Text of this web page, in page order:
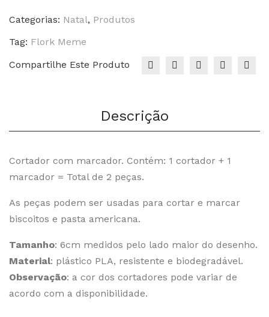
Bentô
Categorias: Natal, Produtos
Tag: Flork Meme
Compartilhe Este Produto
Descrição
Cortador com marcador. Contém: 1 cortador + 1
marcador = Total de 2 peças.
As peças podem ser usadas para cortar e marcar
biscoitos e pasta americana.
Tamanho: 6cm medidos pelo lado maior do desenho.
Material: plástico PLA, resistente e biodegradável.
Observação: a cor dos cortadores pode variar de
acordo com a disponibilidade.